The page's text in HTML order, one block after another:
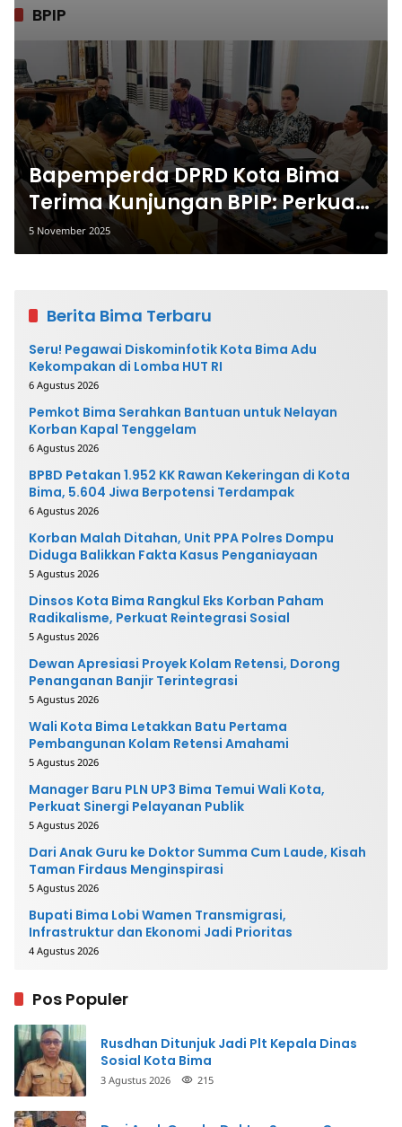
BPIP
Bapemperda DPRD Kota Bima
Terima Kunjungan BPIP: Perkuat
Sinergi dan Komitmen Menjaga
Ideologi Pancasila
5 November 2025
Berita Bima Terbaru
Seru! Pegawai Diskominfotik Kota Bima Adu
Kekompakan di Lomba HUT RI
6 Agustus 2026
Pemkot Bima Serahkan Bantuan untuk Nelayan
Korban Kapal Tenggelam
6 Agustus 2026
BPBD Petakan 1.952 KK Rawan Kekeringan di Kota
Bima, 5.604 Jiwa Berpotensi Terdampak
6 Agustus 2026
Korban Malah Ditahan, Unit PPA Polres Dompu
Diduga Balikkan Fakta Kasus Penganiayaan
5 Agustus 2026
Dinsos Kota Bima Rangkul Eks Korban Paham
Radikalisme, Perkuat Reintegrasi Sosial
5 Agustus 2026
Dewan Apresiasi Proyek Kolam Retensi, Dorong
Penanganan Banjir Terintegrasi
5 Agustus 2026
Wali Kota Bima Letakkan Batu Pertama
Pembangunan Kolam Retensi Amahami
5 Agustus 2026
Manager Baru PLN UP3 Bima Temui Wali Kota,
Perkuat Sinergi Pelayanan Publik
5 Agustus 2026
Dari Anak Guru ke Doktor Summa Cum Laude, Kisah
Taman Firdaus Menginspirasi
5 Agustus 2026
Bupati Bima Lobi Wamen Transmigrasi,
Infrastruktur dan Ekonomi Jadi Prioritas
4 Agustus 2026
Pos Populer
Rusdhan Ditunjuk Jadi Plt Kepala Dinas
Sosial Kota Bima
3 Agustus 2026 215